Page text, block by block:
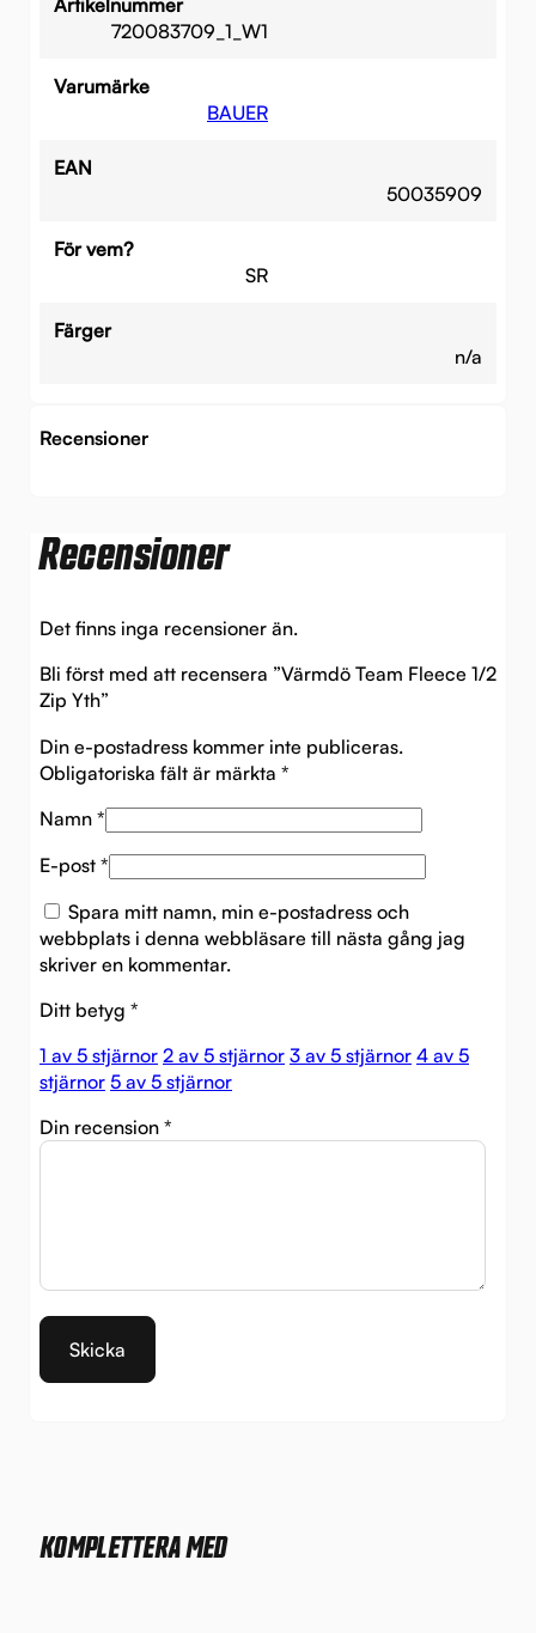
720083709_1_W1
Varumärke
BAUER
EAN
50035909
För vem?
SR
Färger
n/a
Recensioner
Recensioner
Det finns inga recensioner än.
Bli först med att recensera ”Värmdö Team Fleece 1/2
Zip Yth”
Din e-postadress kommer inte publiceras.
Obligatoriska fält är märkta *
Namn *
E-post *
Spara mitt namn, min e-postadress och
webbplats i denna webbläsare till nästa gång jag
skriver en kommentar.
Ditt betyg *
1 av 5 stjärnor 2 av 5 stjärnor 3 av 5 stjärnor 4 av 5
stjärnor 5 av 5 stjärnor
Din recension *
KOMPLETTERA MED